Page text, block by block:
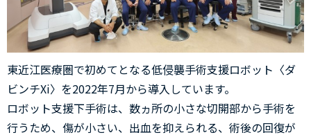
東近江医療圏で初めてとなる低侵襲手術支援ロボット〈ダ
ビンチXi〉を2022年7月から導入しています。
ロボット支援下手術は、数ヵ所の小さな切開部から手術を
行うため、傷が小さい、出血を抑えられる、術後の回復が